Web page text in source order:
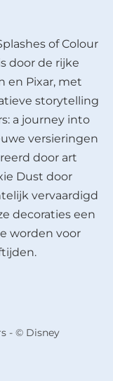
of Colour
door de rijke
en Pixar, met
storytelling
a journey into
versieringen
door art
Dust door
vervaardigd
decoraties een
worden voor